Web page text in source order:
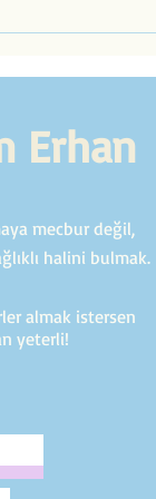
Erhan
mecbur değil,
halini bulmak.
almak istersen
yeterli!